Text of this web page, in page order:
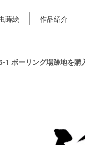
蒔絵 作品紹介
1 ボーリング場跡地を購